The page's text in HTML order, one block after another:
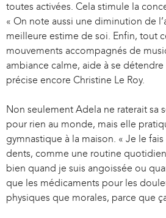
toutes activées. Cela stimule la
« On note aussi une diminution de
meilleure estime de soi. Enfin, tout
mouvements accompagnés de
ambiance calme, aide à se
précise encore Christine Le Roy.
Non seulement Adela ne raterait sa
pour rien au monde, mais elle
gymnastique à la maison. « Je le
dents, comme une routine
bien quand je suis angoissée ou
que les médicaments pour les
physiques que morales, parce que